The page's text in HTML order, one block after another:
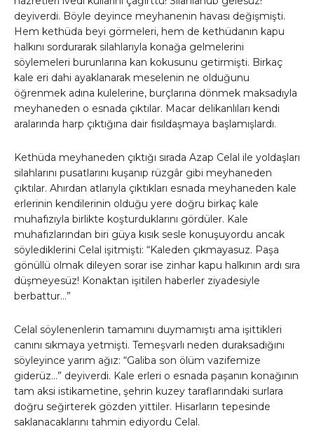
deyiverdi. Böyle deyince meyhanenin havası değişmişti.
Hem kethüda beyi görmeleri, hem de kethüdanın kapu
halkını sordurarak silahlarıyla konağa gelmelerini
söylemeleri burunlarına kan kokusunu getirmişti. Birkaç
kale eri dahi ayaklanarak meselenin ne olduğunu
öğrenmek adına kulelerine, burçlarına dönmek maksadıyla
meyhaneden o esnada çıktılar. Macar delikanlıları kendi
aralarında harp çıktığına dair fısıldaşmaya başlamışlardı.
Kethüda meyhaneden çıktığı sırada Azap Celal ile yoldaşları
silahlarını pusatlarını kuşanıp rüzgâr gibi meyhaneden
çıktılar. Ahırdan atlarıyla çıktıkları esnada meyhaneden kale
erlerinin kendilerinin olduğu yere doğru birkaç kale
muhafızıyla birlikte koşturduklarını gördüler. Kale
muhafızlarından biri güya kısık sesle konuşuyordu ancak
söylediklerini Celal işitmişti: “Kaleden çıkmayasuz. Paşa
gönüllü olmak dileyen sorar ise zinhar kapu halkının ardı sıra
düşmeyesüz! Konaktan işitilen haberler ziyadesiyle
berbattur…”
Celal söylenenlerin tamamını duymamıştı ama işittikleri
canını sıkmaya yetmişti. Temeşvarlı neden duraksadığını
söyleyince yarım ağız: “Galiba son ölüm vazifemize
giderüz…” deyiverdi. Kale erleri o esnada paşanın konağının
tam aksi istikametine, şehrin kuzey taraflarındaki surlara
doğru seğirterek gözden yittiler. Hisarların tepesinde
saklanacaklarını tahmin ediyordu Celal.